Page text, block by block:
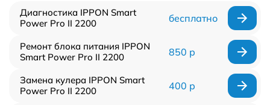
Диагностика IPPON Smart
Power Pro II 2200
бесплатно
Ремонт блока питания IPPON
Smart Power Pro II 2200
850 р
Замена кулера IPPON Smart
Power Pro II 2200
400 р